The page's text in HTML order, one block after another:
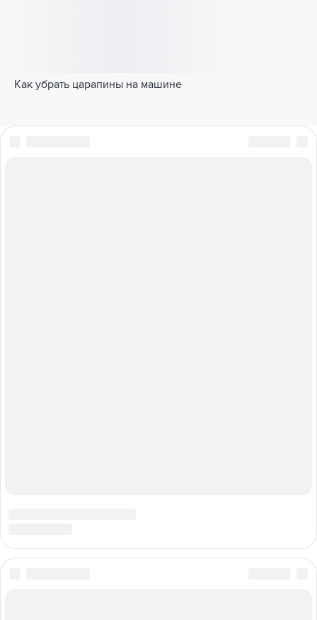
Как убрать царапины на машине